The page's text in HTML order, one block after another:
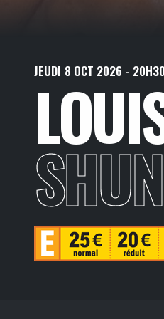
JEUDI 8 OCT 2026 - 20H30